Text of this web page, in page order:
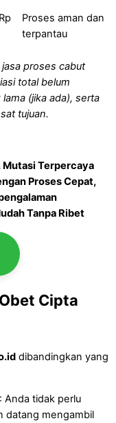
Proses aman dan
terpantau
proses cabut
total belum
(jika ada), serta
tujuan.
Mutasi Terpercaya
Proses Cepat,
Tanpa Ribet
Cipta
dibandingkan yang
: Anda tidak perlu
datang mengambil